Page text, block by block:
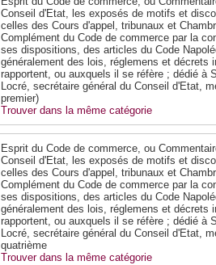
Conseil d'Etat, les exposés de motifs et
celles des Cours d'appel, tribunaux et
Complément du Code de commerce par la
ses dispositions, des articles du Code
généralement des lois, réglemens et décrets
rapportent, ou auxquels il se réfère ; dédié à
Locré, secrétaire général du Conseil d'Etat,
premier)
Trouver dans la même catégorie
Esprit du Code de commerce, ou
Conseil d'Etat, les exposés de motifs et
celles des Cours d'appel, tribunaux et
Complément du Code de commerce par la
ses dispositions, des articles du Code
généralement des lois, réglemens et décrets
rapportent, ou auxquels il se réfère ; dédié à
Locré, secrétaire général du Conseil d'Etat,
quatrième
Trouver dans la même catégorie